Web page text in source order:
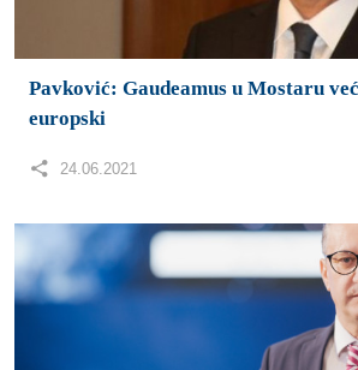
Pavković: Gaudeamus u Mostaru
europski
24.06.2021